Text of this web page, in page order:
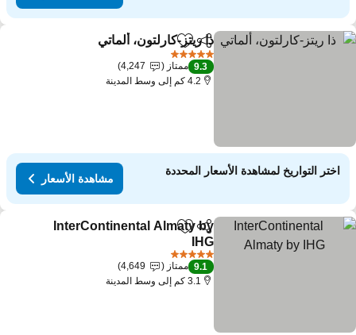
مشاركةAdd to favorites
ذا ريتز-كارلتون، ألماتي
9.3 ممتاز
4,247
4.2 كم إلى وسط المدينة
اختر التواريخ لمشاهدة الأسعار المحددة
مشاهدة الأسعار
مشاركةAdd to favorites
InterContinental Almaty by
IHG
9.1 ممتاز
4,649
3.1 كم إلى وسط المدينة